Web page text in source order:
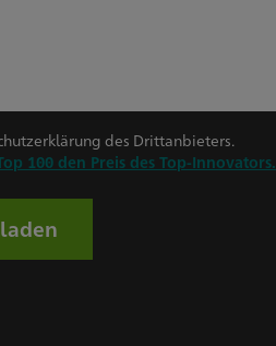
des Drittanbieters.
100 den Preis des Top-Innovators.